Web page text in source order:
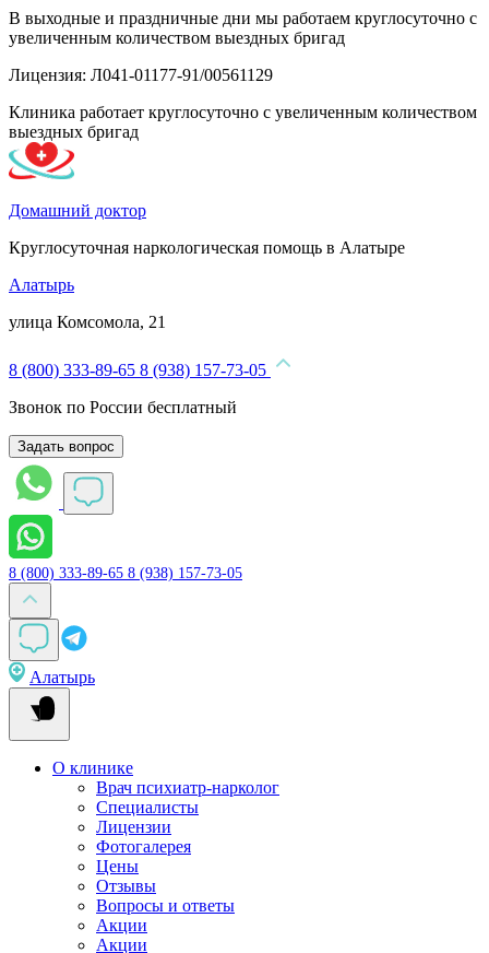
В выходные и праздничные дни мы работаем круглосуточно с
увеличенным количеством выездных бригад
Лицензия: Л041-01177-91/00561129
Клиника работает круглосуточно с увеличенным количеством
выездных бригад
Домашний доктор
Круглосуточная наркологическая помощь в Алатыре
Алатырь
улица Комсомола, 21
8 (800) 333-89-65 8 (938) 157-73-05
Звонок по России бесплатный
Задать вопрос
8 (800) 333-89-65 8 (938) 157-73-05
Алатырь
О клинике
Врач психиатр-нарколог
Специалисты
Лицензии
Фотогалерея
Цены
Отзывы
Вопросы и ответы
Акции
Акции